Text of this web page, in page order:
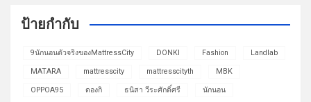
ป้ายกำกับ
9นักนอนตัวจริงของMattressCity DONKI Fashion Landlab
MATARA mattresscity mattresscityth MBK
OPPOA95 ดองกิ ธนิสา วีระศักดิ์ศรี นักนอน